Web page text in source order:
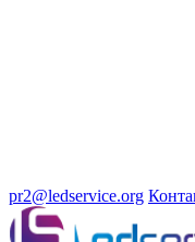
pr2@ledservice.org